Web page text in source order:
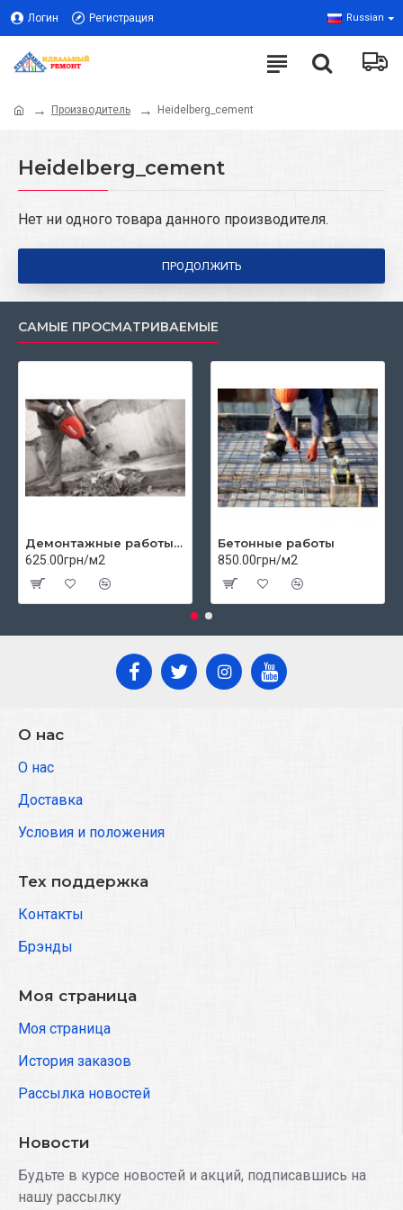
Логин Регистрация Russian
Производитель Heidelberg_cement
Heidelberg_cement
Нет ни одного товара данного производителя.
ПРОДОЛЖИТЬ
САМЫЕ ПРОСМАТРИВАЕМЫЕ
Демонтажные работы цены
625.00грн/м2
Бетонные работы
850.00грн/м2
О нас
О нас
Доставка
Условия и положения
Тех поддержка
Контакты
Брэнды
Моя страница
Моя страница
История заказов
Рассылка новостей
Новости
Будьте в курсе новостей и акций, подписавшись на
нашу рассылку